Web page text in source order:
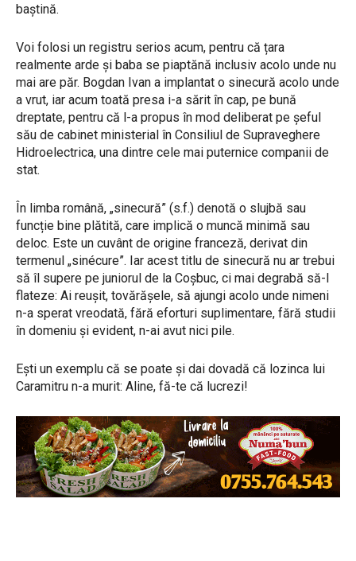
baștină.
Voi folosi un registru serios acum, pentru că țara
realmente arde și baba se piaptănă inclusiv acolo unde nu
mai are păr. Bogdan Ivan a implantat o sinecură acolo unde
a vrut, iar acum toată presa i-a sărit în cap, pe bună
dreptate, pentru că l-a propus în mod deliberat pe șeful
său de cabinet ministerial în Consiliul de Supraveghere
Hidroelectrica, una dintre cele mai puternice companii de
stat.
În limba română, „sinecură” (s.f.) denotă o slujbă sau
funcție bine plătită, care implică o muncă minimă sau
deloc. Este un cuvânt de origine franceză, derivat din
termenul „sinécure”. Iar acest titlu de sinecură nu ar trebui
să îl supere pe juniorul de la Coșbuc, ci mai degrabă să-l
flateze: Ai reușit, tovărășele, să ajungi acolo unde nimeni
n-a sperat vreodată, fără eforturi suplimentare, fără studii
în domeniu și evident, n-ai avut nici pile.
Ești un exemplu că se poate și dai dovadă că lozinca lui
Caramitru n-a murit: Aline, fă-te că lucrezi!